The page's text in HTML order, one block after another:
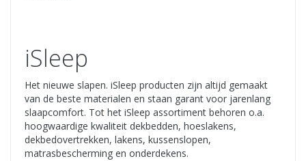
iSleep
Het nieuwe slapen. iSleep producten zijn altijd gemaakt
van de beste materialen en staan garant voor jarenlang
slaapcomfort. Tot het iSleep assortiment behoren o.a.
hoogwaardige kwaliteit dekbedden, hoeslakens,
dekbedovertrekken, lakens, kussenslopen,
matrasbescherming en onderdekens.